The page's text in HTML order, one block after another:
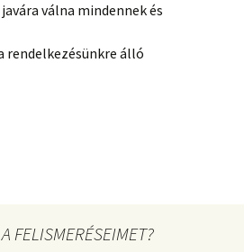
válna mindennek és
rendelkezésünkre álló
FELISMERÉSEIMET?